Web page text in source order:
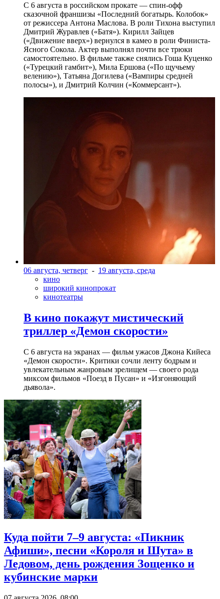
С 6 августа в российском прокате — спин-офф
сказочной франшизы «Последний богатырь. Колобок»
от режиссера Антона Маслова. В роли Тихона выступил
Дмитрий Журавлев («Батя»). Кирилл Зайцев
(«Движение вверх») вернулся в камео в роли Финиста-
Ясного Сокола. Актер выполнял почти все трюки
самостоятельно. В фильме также снялись Гоша Куценко
(«Турецкий гамбит»), Мила Ершова («По щучьему
велению»), Татьяна Догилева («Вампиры средней
полосы»), и Дмитрий Колчин («Коммерсант»).
06 августа, четверг - 19 августа, среда
кино
широкий кинопрокат
кинотеатры
В кино покажут мистический
триллер «Демон скорости»
С 6 августа на экранах — фильм ужасов Джона Кийеса
«Демон скорости». Критики сочли ленту бодрым и
увлекательным жанровым зрелищeм — своего рода
миксом фильмов «Поезд в Пусан» и «Изгоняющий
дьявола».
Куда пойти 7–9 августа: «Пикник
Афиши», песни «Короля и Шута» в
Ледовом, день рождения Зощенко и
кубинские марки